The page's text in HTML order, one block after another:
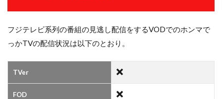
フジテレビ系列の番組の見逃し配信をするVODでのホンマで
っかTVの配信状況は以下のとおり。
TVer
FOD